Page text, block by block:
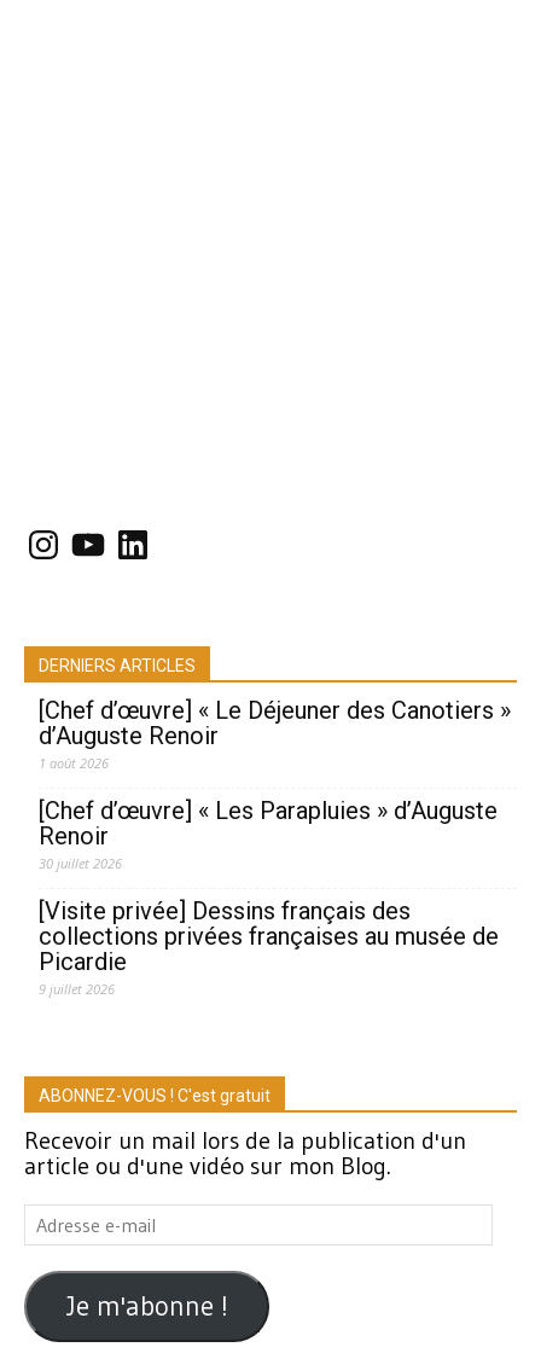
Instagram
YouTubeLinkedIn
DERNIERS ARTICLES
[Chef d’œuvre] « Le Déjeuner des Canotiers »
d’Auguste Renoir
1 août 2026
[Chef d’œuvre] « Les Parapluies » d’Auguste
Renoir
30 juillet 2026
[Visite privée] Dessins français des
collections privées françaises au musée de
Picardie
9 juillet 2026
ABONNEZ-VOUS ! C'est gratuit
Recevoir un mail lors de la publication d'un
article ou d'une vidéo sur mon Blog.
Adresse
e-
mail
Je m'abonne !